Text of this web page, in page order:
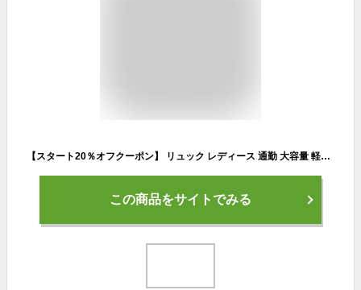
【スタート20％オフクーポン】 リュック レディース 通勤 大容量 軽量 軽い ミニリュック おしゃれ 小さめ 大人 ナイロン 50代 旅行用 通学 女子 きれいめ 旅行 コンパクト メンズ 大人可愛い 女性 レザー ブランド 20代 30代 40代 プレゼント ギフト td 秋 ハロウィン
この商品をサイトでみる